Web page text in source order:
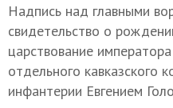
Надпись над главными
свидетельство о
царствование
отдельного кавказского
инфантерии Евгением